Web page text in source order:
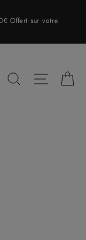
Offert sur votre
SEARCHSITE